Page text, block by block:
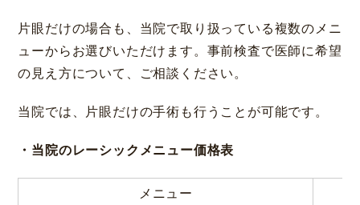
片眼だけの場合も、当院で取り扱っている複数のメニ
ューからお選びいただけます。事前検査で医師に希望
の見え方について、ご相談ください。
当院では、片眼だけの手術も行うことが可能です。
・当院のレーシックメニュー価格表
メニュー